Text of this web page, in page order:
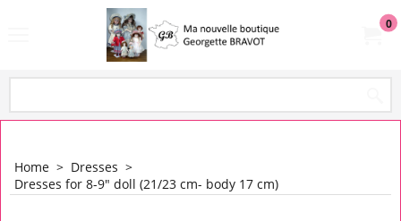
0
Home > Dresses >
Dresses for 8-9" doll (21/23 cm- body 17 cm)